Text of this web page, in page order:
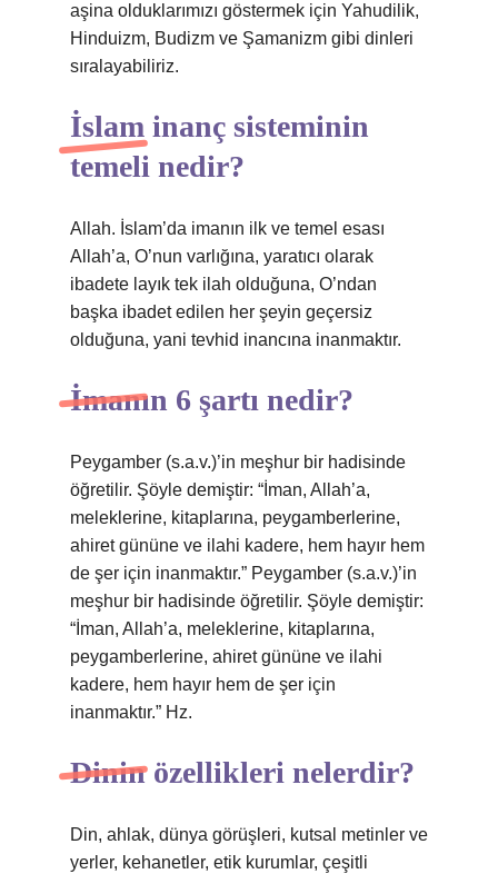
aşina olduklarımızı göstermek için Yahudilik,
Hinduizm, Budizm ve Şamanizm gibi dinleri
sıralayabiliriz.
İslam inanç sisteminin
temeli nedir?
Allah. İslam’da imanın ilk ve temel esası
Allah’a, O’nun varlığına, yaratıcı olarak
ibadete layık tek ilah olduğuna, O’ndan
başka ibadet edilen her şeyin geçersiz
olduğuna, yani tevhid inancına inanmaktır.
İmanın 6 şartı nedir?
Peygamber (s.a.v.)’in meşhur bir hadisinde
öğretilir. Şöyle demiştir: “İman, Allah’a,
meleklerine, kitaplarına, peygamberlerine,
ahiret gününe ve ilahi kadere, hem hayır hem
de şer için inanmaktır.” Peygamber (s.a.v.)’in
meşhur bir hadisinde öğretilir. Şöyle demiştir:
“İman, Allah’a, meleklerine, kitaplarına,
peygamberlerine, ahiret gününe ve ilahi
kadere, hem hayır hem de şer için
inanmaktır.” Hz.
Dinin özellikleri nelerdir?
Din, ahlak, dünya görüşleri, kutsal metinler ve
yerler, kehanetler, etik kurumlar, çeşitli